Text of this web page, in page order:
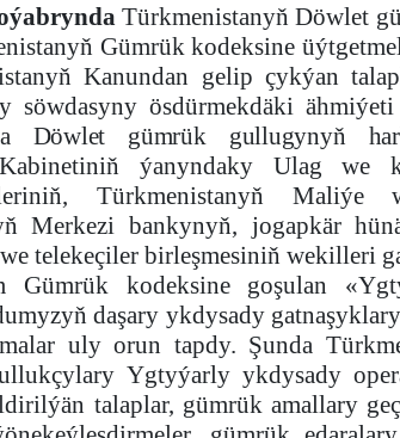
Türkmenistanyň Döwlet
Gümrük kodeksine
Kanundan gelip çykýan
söwdasyny ösdürmekdäki ähmiýeti
Döwlet gümrük gullugynyň
ýanyndaky Ulag we
Türkmenistanyň Maliýe
Merkezi bankynyň, jogapkär
telekeçiler birleşmesiniň wekilleri
Gümrük kodeksine goşulan
daşary ykdysady
uly orun tapdy. Şunda
Ygtyýarly ykdysady
talaplar, gümrük amallary